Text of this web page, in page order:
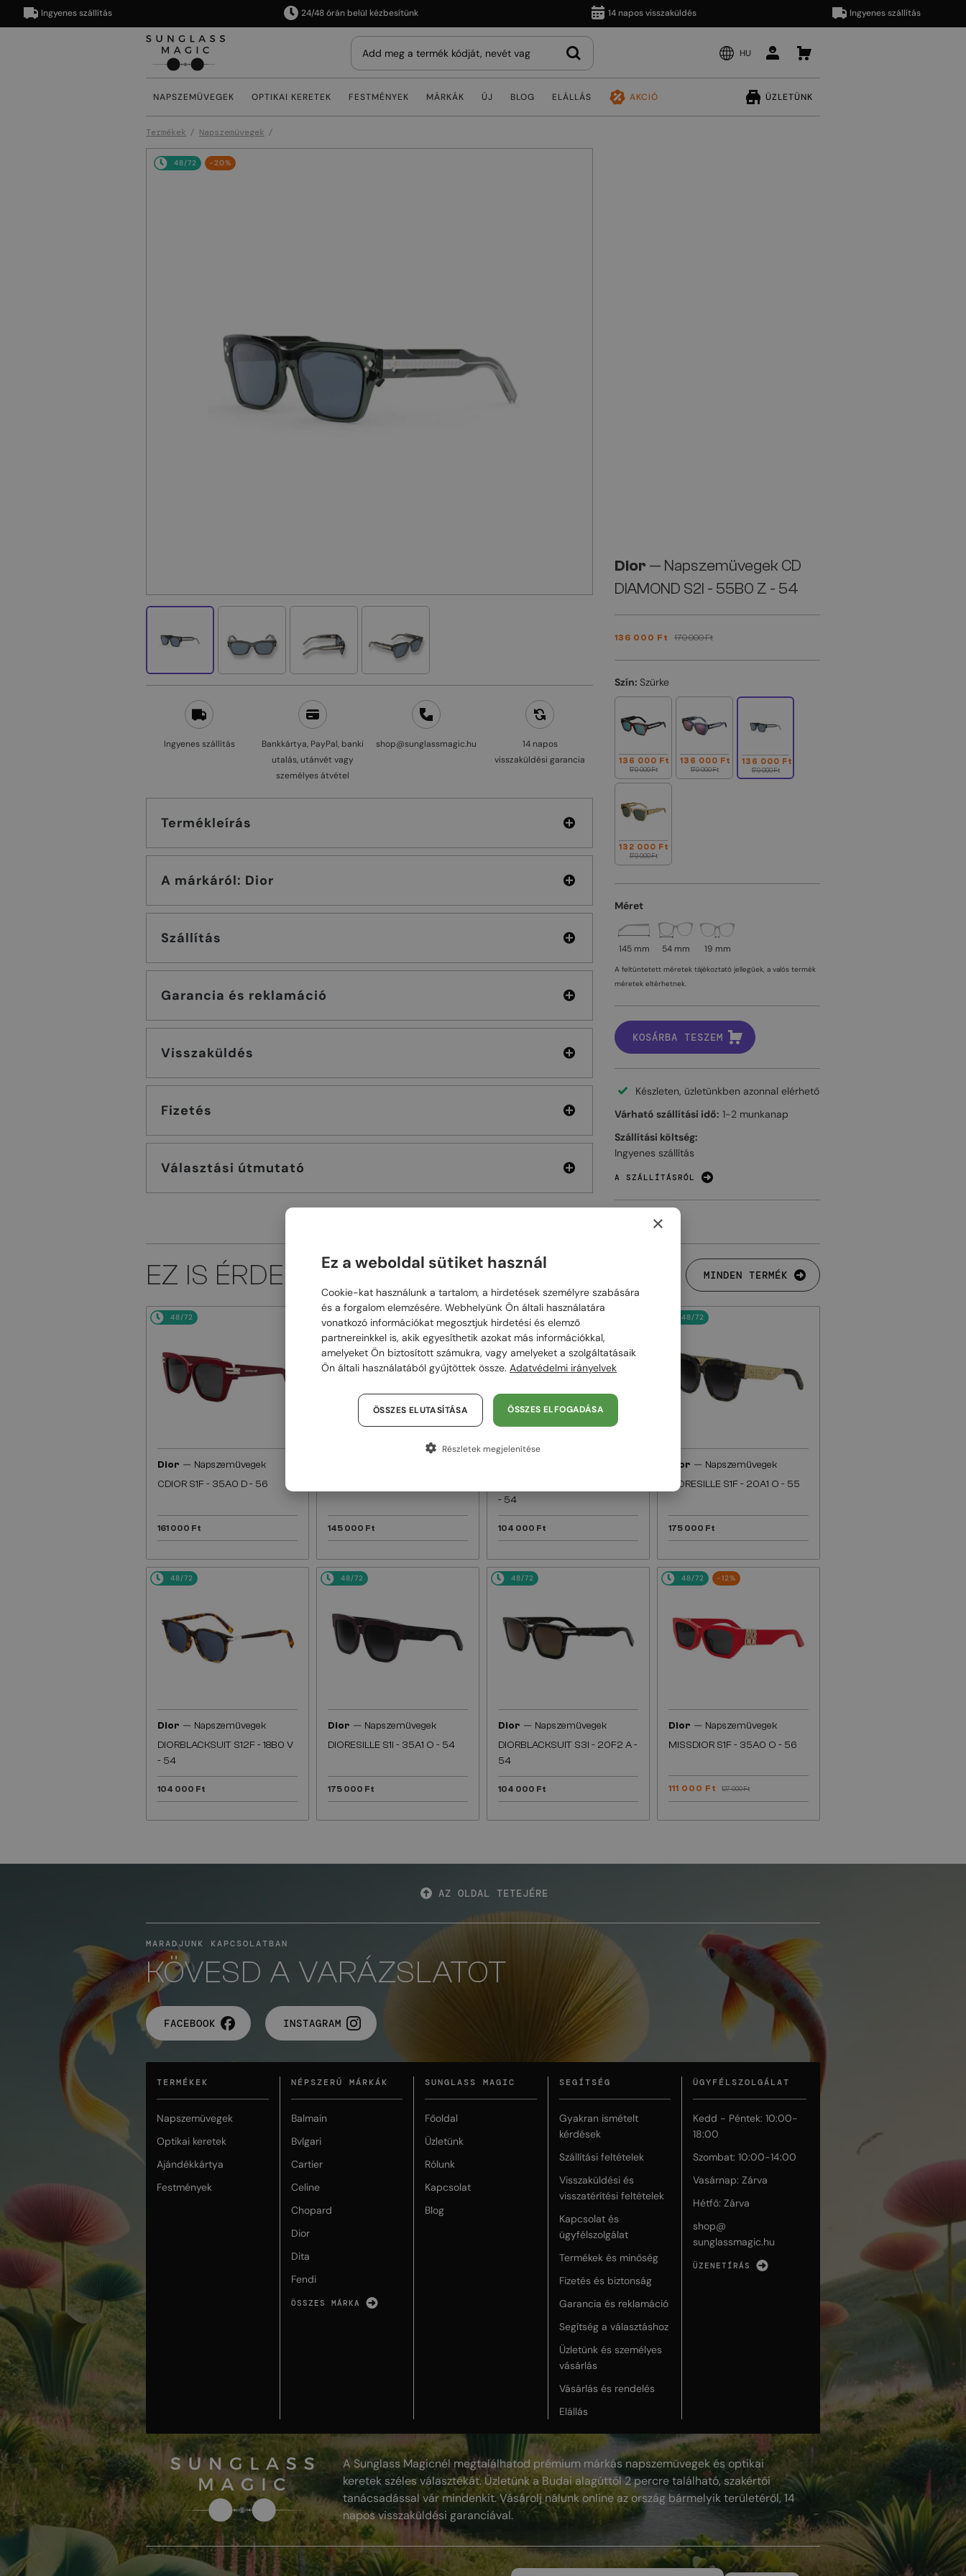
Ingyenes szállítás 24/48 órán belül kézbesítünk 14 napos visszaküldés Ingyenes szállítás
HU
NAPSZEMÜVEGEK OPTIKAI KERETEK FESTMÉNYEK MÁRKÁK ÚJ BLOG ELÁLLÁS AKCIÓ ÜZLETÜNK
Termékek Napszemüvegek
48/72 -20%
Ingyenes szállítás
Bankkártya, PayPal, banki
utalás, utánvét vagy
személyes átvétel
shop@sunglassmagic.hu
14 napos
visszaküldési garancia
Termékleírás
A márkáról: Dior
Szállítás
Garancia és reklamáció
Visszaküldés
Fizetés
Választási útmutató
Dior — Napszemüvegek CD
DIAMOND S2I - 55B0 Z - 54
136 000 Ft 170 000 Ft
Szín: Szürke
136 000 Ft
170 000 Ft
136 000 Ft
170 000 Ft
136 000 Ft
170 000 Ft
132 000 Ft
170 000 Ft
Méret
145 mm 54 mm 19 mm
A feltüntetett méretek tájékoztató jellegűek, a valós termék
méretek eltérhetnek.
KOSÁRBA TESZEM
Készleten, üzletünkben azonnal elérhető
Várható szállítási idő: 1-2 munkanap
Szállítási költség:
Ingyenes szállítás
A SZÁLLÍTÁSRÓL
EZ IS ÉRDEKELHET MINDEN TERMÉK
48/72
Dior — Napszemüvegek
CDIOR S1F - 35A0 D - 56
161 000 Ft
48/72
145 000 Ft
48/72
- 54
104 000 Ft
48/72
Dior — Napszemüvegek
DIORESILLE S1F - 20A1 O - 55
175 000 Ft
48/72
Dior — Napszemüvegek
DIORBLACKSUIT S12F - 18B0 V
- 54
104 000 Ft
48/72
Dior — Napszemüvegek
DIORESILLE S1I - 35A1 O - 54
175 000 Ft
48/72
Dior — Napszemüvegek
DIORBLACKSUIT S3I - 20F2 A -
54
104 000 Ft
48/72 -12%
Dior — Napszemüvegek
MISSDIOR S1F - 35A0 O - 56
111 000 Ft 127 000 Ft
AZ OLDAL TETEJÉRE
MARADJUNK KAPCSOLATBAN
KÖVESD A VARÁZSLATOT
FACEBOOK INSTAGRAM
TERMÉKEK
Napszemüvegek
Optikai keretek
Ajándékkártya
Festmények
NÉPSZERŰ MÁRKÁK
Balmain
Bvlgari
Cartier
Celine
Chopard
Dior
Dita
Fendi
ÖSSZES MÁRKA
SUNGLASS MAGIC
Főoldal
Üzletünk
Rólunk
Kapcsolat
Blog
SEGÍTSÉG
Gyakran ismételt
kérdések
Szállítási feltételek
Visszaküldési és
visszatérítési feltételek
Kapcsolat és
ügyfélszolgálat
Termékek és minőség
Fizetés és biztonság
Garancia és reklamáció
Segítség a választáshoz
Üzletünk és személyes
vásárlás
Vásárlás és rendelés
Elállás
ÜGYFÉLSZOLGÁLAT
Kedd - Péntek: 10:00-
18:00
Szombat: 10:00-14:00
Vasárnap: Zárva
Hétfő: Zárva
shop@
sunglassmagic.hu
ÜZENETÍRÁS
A Sunglass Magicnél megtalálhatod prémium márkás napszemüvegek és optikai
keretek széles választékát. Üzletünk a Budai alagúttól 2 percre található, szakértői
tanácsadással vár mindenkit. Vásárolj nálunk online az ország bármelyik területéről, 14
napos visszaküldési garanciával.
×
Ez a weboldal sütiket használ
Cookie-kat használunk a tartalom, a hirdetések személyre szabására
és a forgalom elemzésére. Webhelyünk Ön általi használatára
vonatkozó információkat megosztjuk hirdetési és elemző
partnereinkkel is, akik egyesíthetik azokat más információkkal,
amelyeket Ön biztosított számukra, vagy amelyeket a szolgáltatásaik
Ön általi használatából gyűjtöttek össze. Adatvédelmi irányelvek
ÖSSZES ELFOGADÁSA
ÖSSZES ELUTASÍTÁSA
Részletek megjelenítése